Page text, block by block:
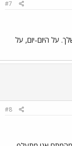
#7
על היום-יום, על
#8